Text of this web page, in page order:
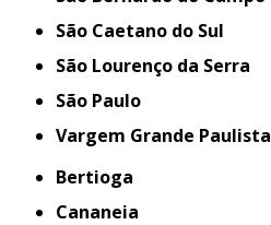
São Caetano do Sul
São Lourenço da Serra
São Paulo
Vargem Grande Paulista
Bertioga
Cananeia